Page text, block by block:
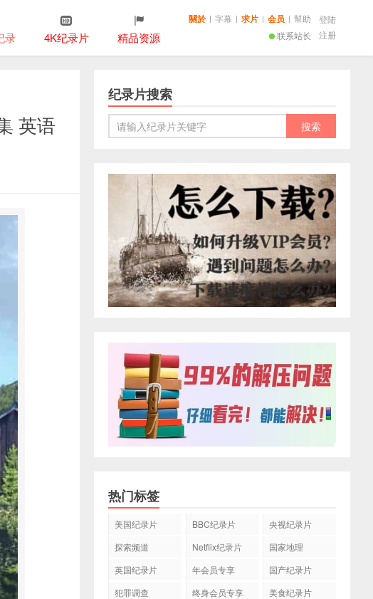
录 4K纪录片 精品资源 联系站长
關於 | 字幕 | 求片 | 会员 | 幫助
登陆
注册
英语
纪录片搜索
热门标签
美国纪录片 BBC纪录片
央视纪录片
探索频道
Netflix纪录片
国家地理
英国纪录片
年会员专享
国产纪录片
犯罪调查
终身会员专享
美食纪录片